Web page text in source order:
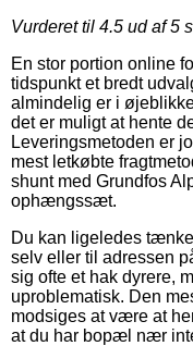
Vurderet til 4.5 ud af 5
En stor portion online
tidspunkt et bredt
almindelig er i
det er muligt at hente
Leveringsmetoden er
mest letkøbte
shunt med Grundfos
ophængssæt.
Du kan ligeledes
selv eller til adressen
sig ofte et hak dyrere,
uproblematisk. Den
modsiges at være at
at du har bopæl nær